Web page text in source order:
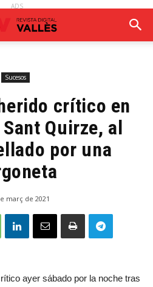
ADS
Sucesos
crítico en
Quirze, al
por una
març de 2021
ayer sábado por la noche tras